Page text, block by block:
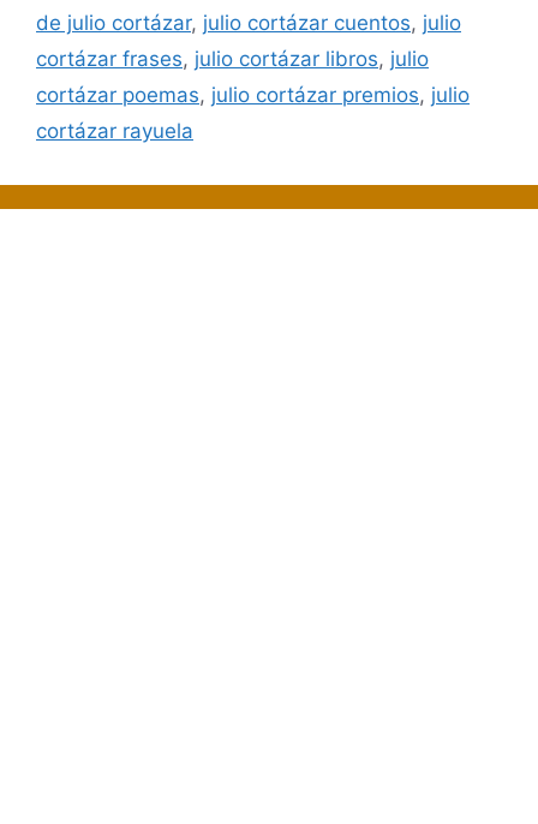
de julio cortázar, julio cortázar cuentos, julio
cortázar frases, julio cortázar libros, julio
cortázar poemas, julio cortázar premios, julio
cortázar rayuela